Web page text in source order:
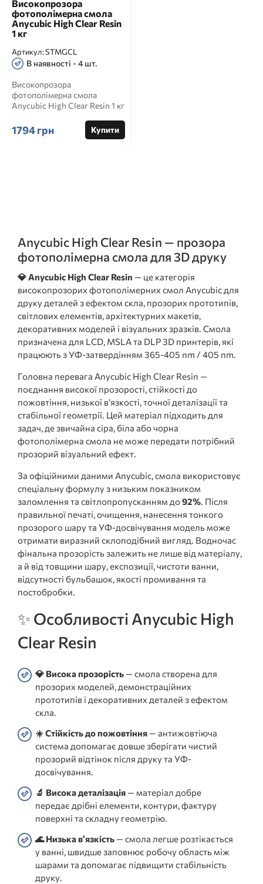
Високопрозора
фотополімерна смола
Anycubic High Clear Resin
1 кг
Артикул:STMGCL
В наявності - 4 шт.
Високопрозора
фотополімерна смола
Anycubic High Clear Resin 1 кг
...
1794 грн Купити
Anycubic High Clear Resin — прозора
фотополімерна смола для 3D друку
💎 Anycubic High Clear Resin — це категорія
високопрозорих фотополімерних смол Anycubic для
друку деталей з ефектом скла, прозорих прототипів,
світлових елементів, архітектурних макетів,
декоративних моделей і візуальних зразків. Смола
призначена для LCD, MSLA та DLP 3D принтерів, які
працюють з УФ-затвердінням 365-405 nm / 405 nm.
Головна перевага Anycubic High Clear Resin —
поєднання високої прозорості, стійкості до
пожовтіння, низької в’язкості, точної деталізації та
стабільної геометрії. Цей матеріал підходить для
задач, де звичайна сіра, біла або чорна
фотополімерна смола не може передати потрібний
прозорий візуальний ефект.
За офіційними даними Anycubic, смола використовує
спеціальну формулу з низьким показником
заломлення та світлопропусканням до92% . Після
правильної печаті, очищення, нанесення тонкого
прозорого шару та УФ-досвічування модель може
отримати виразний склоподібний вигляд. Водночас
фінальна прозорість залежить не лише від матеріалу,
а й від товщини шару, експозиції, чистоти ванни,
відсутності бульбашок, якості промивання та
постобробки.
✨ Особливості Anycubic High
Clear Resin
💎 Висока прозорість — смола створена для
прозорих моделей, демонстраційних
прототипів і декоративних деталей з ефектом
скла.
☀️ Стійкість до пожовтіння — антижовтіюча
система допомагає довше зберігати чистий
прозорий відтінок після друку та УФ-
досвічування.
🔬 Висока деталізація — матеріал добре
передає дрібні елементи, контури, фактуру
поверхні та складну геометрію.
🌊 Низька в’язкість — смола легше розтікається
у ванні, швидше заповнює робочу область між
шарами та допомагає підвищити стабільність
друку.